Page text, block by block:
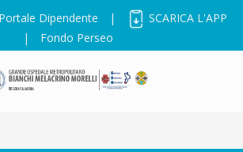
Portale Dipendente |
SCARICA L'APP
|
Fondo Perseo